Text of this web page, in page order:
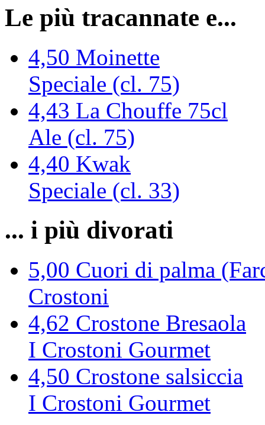
Le più tracannate e...
4,50 Moinette
Speciale (cl. 75)
4,43 La Chouffe 75cl
Ale (cl. 75)
4,40 Kwak
Speciale (cl. 33)
... i più divorati
5,00 Cuori di palma
Crostoni
4,62 Crostone Bresaola
I Crostoni Gourmet
4,50 Crostone salsiccia
I Crostoni Gourmet